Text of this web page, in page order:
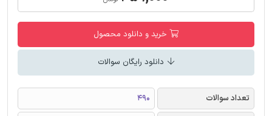
خرید و دانلود محصول
دانلود رایگان سوالات
تعداد سوالات
490